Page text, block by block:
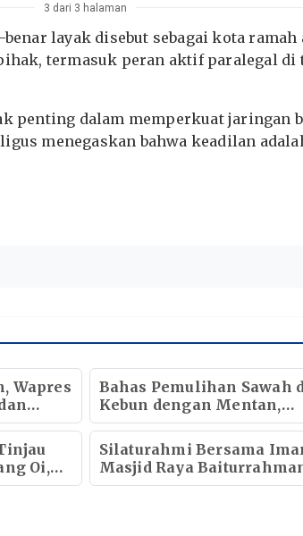
3 dari 3 halaman
layak disebut sebagai kota ramah
termasuk peran aktif paralegal di
penting dalam memperkuat jaringan
menegaskan bahwa keadilan
Wapres
Bahas Pemulihan Sawah
Kebun dengan Mentan,
Gubernur Mualem: Kami
Dukungan Pak Menteri
Oi,
Silaturahmi Bersama
Masjid Raya
Wagub Aceh Perkuat